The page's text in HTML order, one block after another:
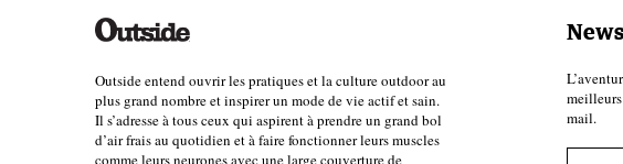
Outside entend ouvrir les pratiques et la culture outdoor au
plus grand nombre et inspirer un mode de vie actif et sain.
Il s’adresse à tous ceux qui aspirent à prendre un grand bol
d’air frais au quotidien et à faire fonctionner leurs muscles
comme leurs neurones avec une large couverture de
mail.